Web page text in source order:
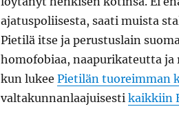
ajatuspoliisesta, saati muista
Pietilä itse ja perustuslain
homofobiaa, naapurikateutta ja
kun lukee Pietilän tuoreimman
valtakunnanlaajuisesti kaikkiin